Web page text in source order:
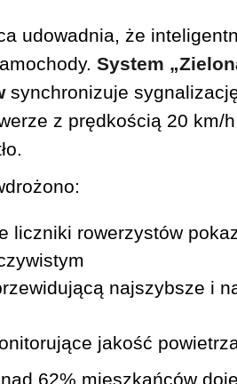
udowadnia, że
System
synchronizuje
z prędkością 20 km/h
liczniki rowerzystów
najszybsze i
jakość
62% mieszkańców